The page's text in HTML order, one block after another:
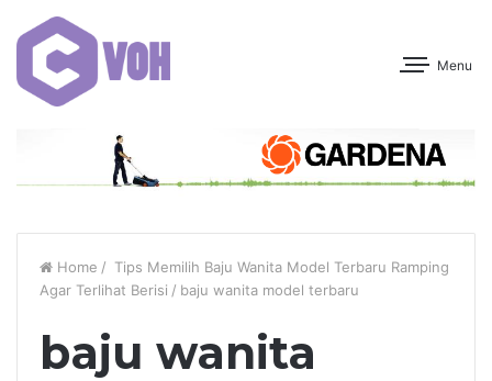
Menu
Home / Tips Memilih Baju Wanita Model Terbaru Ramping
Agar Terlihat Berisi / baju wanita model terbaru
baju wanita